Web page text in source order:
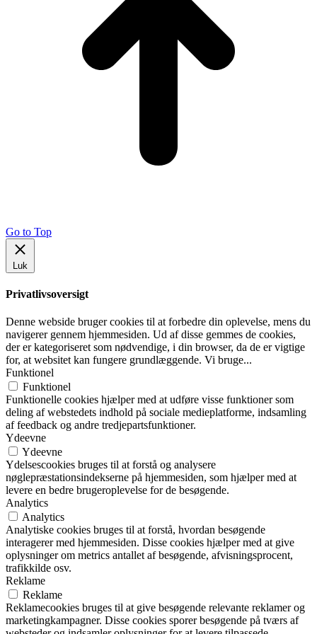
Go to Top
Luk
Privatlivsoversigt
Denne webside bruger cookies til at forbedre din oplevelse, mens du
navigerer gennem hjemmesiden. Ud af disse gemmes de cookies,
der er kategoriseret som nødvendige, i din browser, da de er vigtige
for, at websitet kan fungere grundlæggende. Vi bruge...
Funktionel
Funktionel
Funktionelle cookies hjælper med at udføre visse funktioner som
deling af webstedets indhold på sociale medieplatforme, indsamling
af feedback og andre tredjepartsfunktioner.
Ydeevne
Ydeevne
Ydelsescookies bruges til at forstå og analysere
nøglepræstationsindekserne på hjemmesiden, som hjælper med at
levere en bedre brugeroplevelse for de besøgende.
Analytics
Analytics
Analytiske cookies bruges til at forstå, hvordan besøgende
interagerer med hjemmesiden. Disse cookies hjælper med at give
oplysninger om metrics antallet af besøgende, afvisningsprocent,
trafikkilde osv.
Reklame
Reklame
Reklamecookies bruges til at give besøgende relevante reklamer og
marketingkampagner. Disse cookies sporer besøgende på tværs af